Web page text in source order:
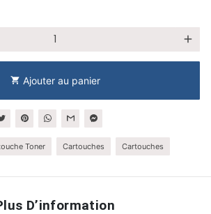
add
shopping_cart Ajouter au panier
Toner Cartouches Cartouches
D’information